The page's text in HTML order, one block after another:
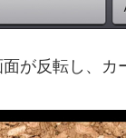
が反転し、